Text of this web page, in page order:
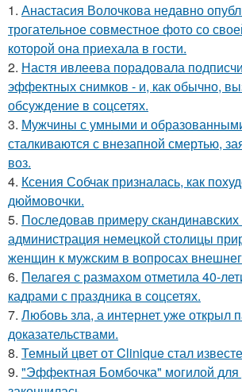
1. Анастасия Волочкова недавно
трогательное совместное фото со
которой она приехала в гости.
2. Настя ивлеева порадовала
эффектных снимков - и, как обычно,
обсуждение в соцсетях.
3. Мужчины с умными и
сталкиваются с внезапной смертью,
воз.
4. Ксения Собчак призналась, как
дюймовочки.
5. Последовав примеру скандинавских
администрация немецкой столицы
женщин к мужским в вопросах
6. Пелагея с размахом отметила 40-
кадрами с праздника в соцсетях.
7. Любовь зла, а интернет уже открыл
доказательствами.
8. Темный цвет от Clinique стал
9. "Эффектная Бомбочка" могилой для